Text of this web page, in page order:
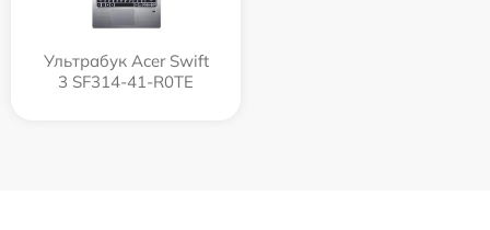
Ультрабук Acer Swift
3 SF314-41-R0TE